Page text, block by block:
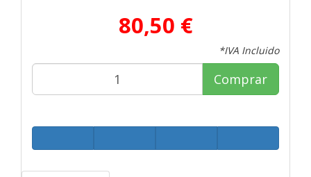
80,50 €
*IVA Incluido
Comprar